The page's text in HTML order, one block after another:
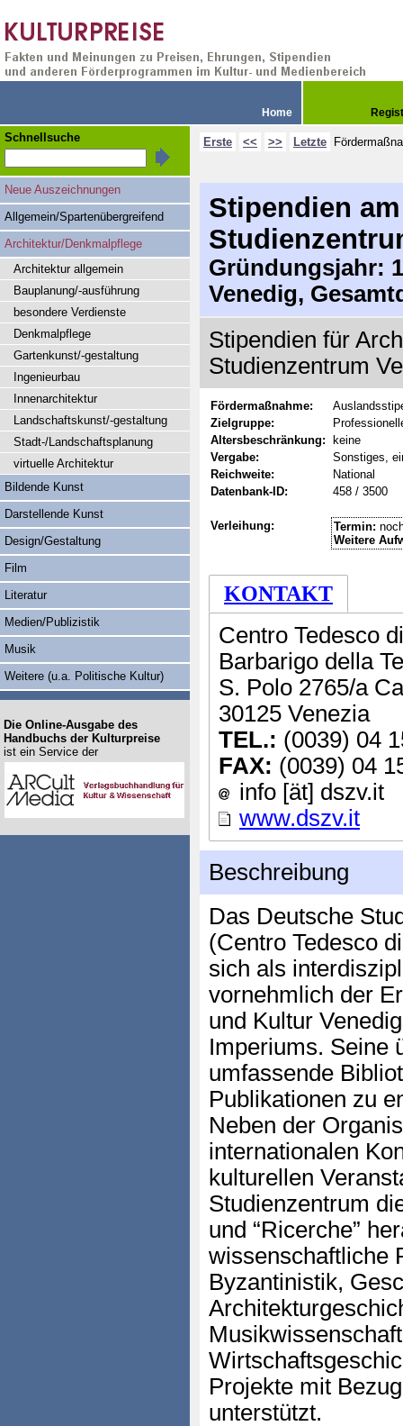
Home
Erste << >> Letzte
Stipendien
Gründungsjahr:
Venedig,
Stipendien für
Studienzentrum
Fördermaßnahme:
Zielgruppe:
Altersbeschränkung:
keine
Vergabe:
Sonstiges,
Reichweite:
National
Datenbank-ID:
458 / 3500
Verleihung: Termin:
Weitere
KONTAKT
Centro Tedesco
Barbarigo della
S. Polo 2765/a
30125 Venezia
TEL.: (0039) 04
FAX: (0039) 04
info [ät] dszv.it
www.dszv.it
Beschreibung
Das Deutsche
(Centro Tedesco
sich als
vornehmlich der
und Kultur
Imperiums. Seine
umfassende
Publikationen zu
Neben der
internationalen
kulturellen
Studienzentrum
und “Ricerche”
wissenschaftliche
Byzantinistik,
Projekte mit
unterstützt.
Schnellsuche
Neue Auszeichnungen
Allgemein/Spartenübergreifend
Architektur/Denkmalpflege
Architektur allgemein
Bauplanung/-ausführung
besondere Verdienste
Denkmalpflege
Gartenkunst/-gestaltung
Ingenieurbau
Innenarchitektur
Landschaftskunst/-gestaltung
Stadt-/Landschaftsplanung
virtuelle Architektur
Bildende Kunst
Darstellende Kunst
Design/Gestaltung
Film
Literatur
Medien/Publizistik
Musik
Weitere (u.a. Politische Kultur)
Die Online-Ausgabe des
Handbuchs der Kulturpreise
ist ein Service der